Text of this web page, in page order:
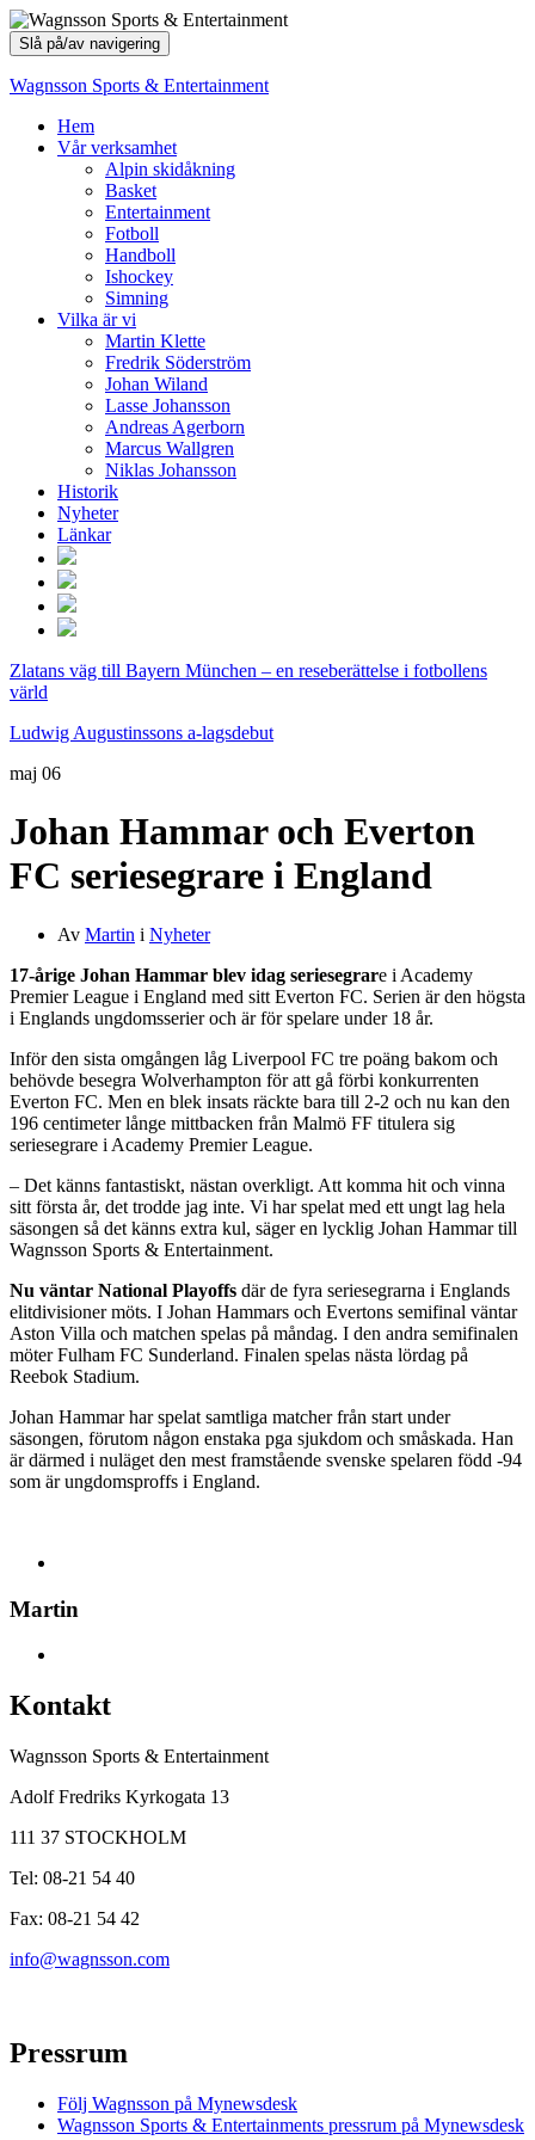
Slå på/av navigering
Wagnsson Sports & Entertainment
Hem
Vår verksamhet
Alpin skidåkning
Basket
Entertainment
Fotboll
Handboll
Ishockey
Simning
Vilka är vi
Martin Klette
Fredrik Söderström
Johan Wiland
Lasse Johansson
Andreas Agerborn
Marcus Wallgren
Niklas Johansson
Historik
Nyheter
Länkar
Zlatans väg till Bayern München – en reseberättelse i fotbollens
värld
Ludwig Augustinssons a-lagsdebut
maj 06
Johan Hammar och Everton
FC seriesegrare i England
Av Martin i Nyheter
17-årige Johan Hammar blev idag seriesegrare i Academy
Premier League i England med sitt Everton FC. Serien är den högsta
i Englands ungdomsserier och är för spelare under 18 år.
Inför den sista omgången låg Liverpool FC tre poäng bakom och
behövde besegra Wolverhampton för att gå förbi konkurrenten
Everton FC. Men en blek insats räckte bara till 2-2 och nu kan den
196 centimeter långe mittbacken från Malmö FF titulera sig
seriesegrare i Academy Premier League.
– Det känns fantastiskt, nästan overkligt. Att komma hit och vinna
sitt första år, det trodde jag inte. Vi har spelat med ett ungt lag hela
säsongen så det känns extra kul, säger en lycklig Johan Hammar till
Wagnsson Sports & Entertainment.
Nu väntar National Playoffs där de fyra seriesegrarna i Englands
elitdivisioner möts. I Johan Hammars och Evertons semifinal väntar
Aston Villa och matchen spelas på måndag. I den andra semifinalen
möter Fulham FC Sunderland. Finalen spelas nästa lördag på
Reebok Stadium.
Johan Hammar har spelat samtliga matcher från start under
säsongen, förutom någon enstaka pga sjukdom och småskada. Han
är därmed i nuläget den mest framstående svenske spelaren född -94
som är ungdomsproffs i England.
Martin
Kontakt
Wagnsson Sports & Entertainment
Adolf Fredriks Kyrkogata 13
111 37 STOCKHOLM
Tel: 08-21 54 40
Fax: 08-21 54 42
info@wagnsson.com
Pressrum
Följ Wagnsson på Mynewsdesk
Wagnsson Sports & Entertainments pressrum på Mynewsdesk